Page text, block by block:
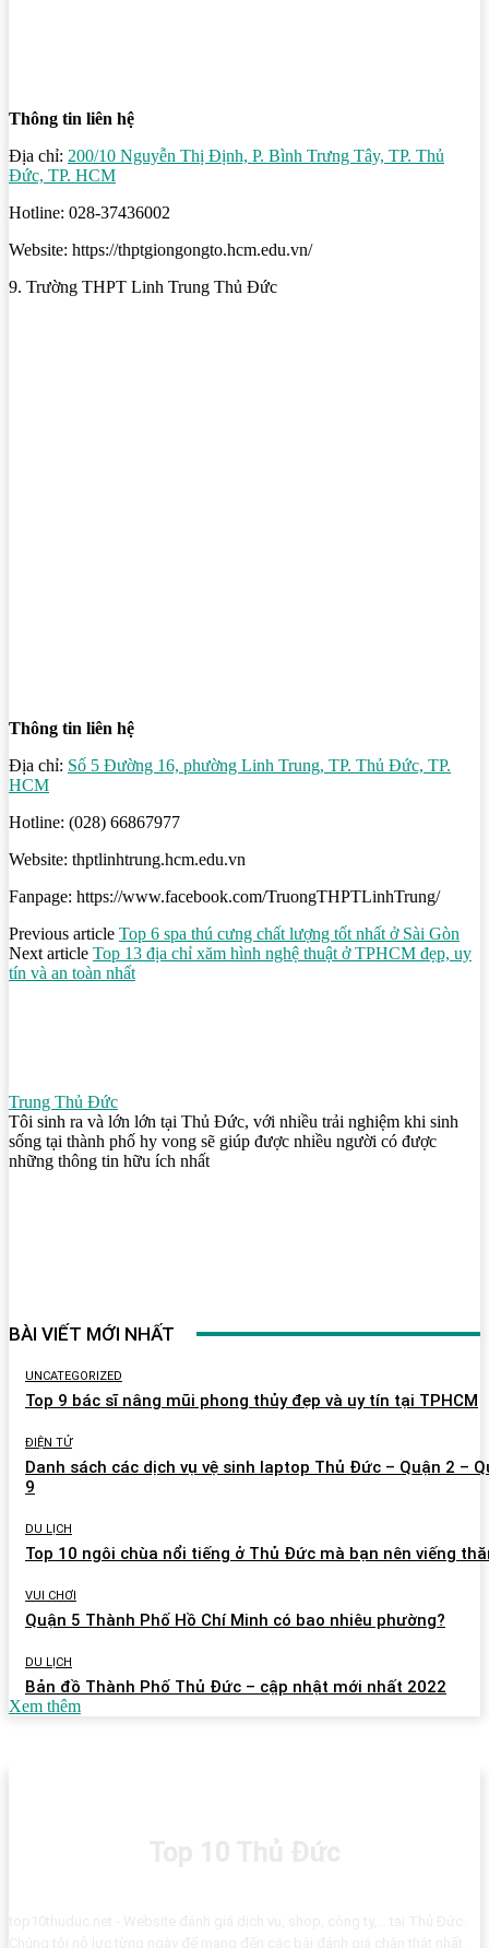
Thông tin liên hệ
Địa chỉ: 200/10 Nguyễn Thị Định, P. Bình Trưng Tây, TP. Thủ
Đức, TP. HCM
Hotline: 028-37436002
Website: https://thptgiongongto.hcm.edu.vn/
9. Trường THPT Linh Trung Thủ Đức
Thông tin liên hệ
Địa chỉ: Số 5 Đường 16, phường Linh Trung, TP. Thủ Đức, TP.
HCM
Hotline: (028) 66867977
Website: thptlinhtrung.hcm.edu.vn
Fanpage: https://www.facebook.com/TruongTHPTLinhTrung/
Previous article Top 6 spa thú cưng chất lượng tốt nhất ở Sài Gòn
Next article Top 13 địa chỉ xăm hình nghệ thuật ở TPHCM đẹp, uy
tín và an toàn nhất
Trung Thủ Đức
Tôi sinh ra và lớn lớn tại Thủ Đức, với nhiều trải nghiệm khi sinh
sống tại thành phố hy vong sẽ giúp được nhiều người có được
những thông tin hữu ích nhất
BÀI VIẾT MỚI NHẤT
UNCATEGORIZED
Top 9 bác sĩ nâng mũi phong thủy đẹp và uy tín tại TPHCM
ĐIỆN TỬ
Danh sách các dịch vụ vệ sinh laptop Thủ Đức – Quận 2 –
9
DU LỊCH
Top 10 ngôi chùa nổi tiếng ở Thủ Đức mà bạn nên viếng
VUI CHƠI
Quận 5 Thành Phố Hồ Chí Minh có bao nhiêu phường?
DU LỊCH
Bản đồ Thành Phố Thủ Đức – cập nhật mới nhất 2022
Xem thêm